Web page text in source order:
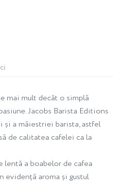
mai mult decât o simplă
Jacobs Barista Editions
și a măiestriei barista, astfel
de calitatea cafelei ca la
lentă a boabelor de cafea
evidență aroma și gustul